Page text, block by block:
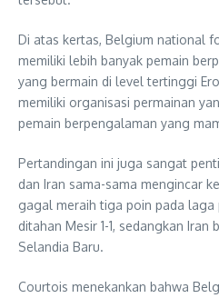
Di atas kertas, Belgium national
memiliki lebih banyak pemain
yang bermain di level tertinggi
memiliki organisasi permainan
pemain berpengalaman yang
Pertandingan ini juga sangat
dan Iran sama-sama mengincar
gagal meraih tiga poin pada laga
ditahan Mesir 1-1, sedangkan
Selandia Baru.
Courtois menekankan bahwa